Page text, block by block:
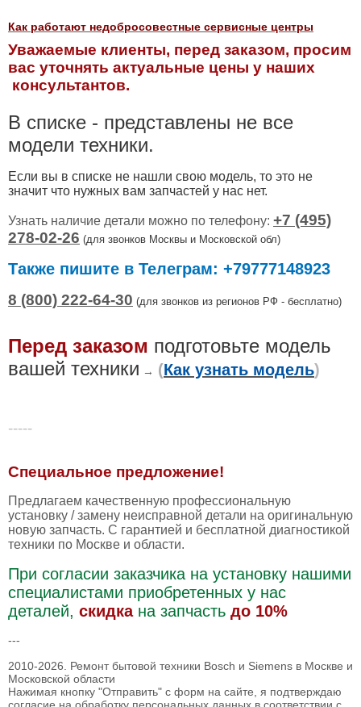
Как работают недобросовестные сервисные центры
Уважаемые клиенты, перед заказом, просим
вас уточнять актуальные цены у наших
консультантов.
В списке - представлены не все
модели техники.
Если вы в списке не нашли свою модель, то это не
значит что нужных вам запчастей у нас нет.
Узнать наличие детали можно по телефону: +7 (495)
278-02-26 (для звонков Москвы и Московской обл)
Также пишите в Телеграм: +79777148923
8 (800) 222-64-30 (для звонков из регионов РФ - бесплатно)
Перед заказом подготовьте модель
вашей техники → (Как узнать модель)
-----
Специальное предложение!
Предлагаем качественную профессиональную
установку / замену неисправной детали на оригинальную
новую запчасть. С гарантией и бесплатной диагностикой
техники по Москве и области.
При согласии заказчика на установку нашими
специалистами приобретенных у нас
деталей, скидкана запчасть до 10%
---
2010-2026. Ремонт бытовой техники Bosch и Siemens в Москве и
Московской области
Нажимая кнопку "Отправить" c форм на сайте, я подтверждаю